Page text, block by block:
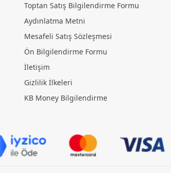
Toptan Satış Bilgilendirme Formu
Aydınlatma Metni
Mesafeli Satış Sözleşmesi
Ön Bilgilendirme Formu
İletişim
Gizlilik İlkeleri
KB Money Bilgilendirme